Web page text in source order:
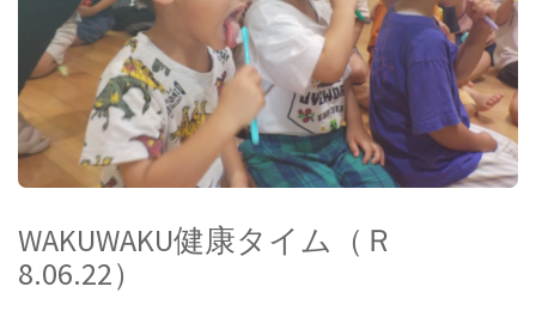
WAKUWAKU健康タイム（Ｒ
8.06.22）